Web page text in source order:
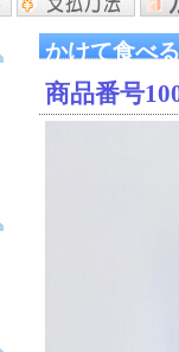
かけて食べ
商品番号